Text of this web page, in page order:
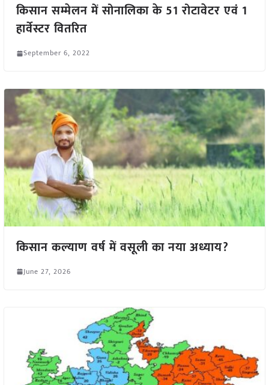
किसान सम्मेलन में सोनालिका के 51 रोटावेटर एवं 1
हार्वेस्टर वितरित
September 6, 2022
किसान कल्याण वर्ष में वसूली का नया अध्याय?
June 27, 2026